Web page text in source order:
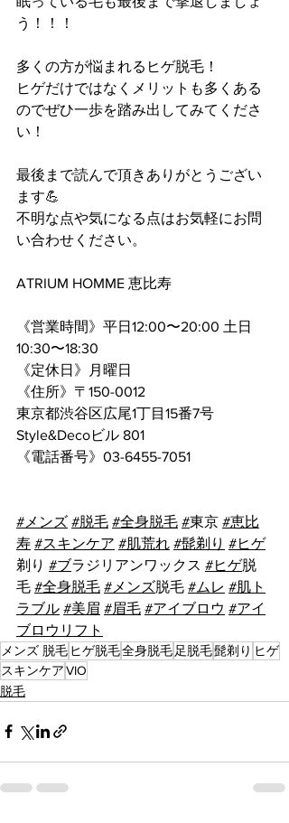
う！！！
多くの方が悩まれるヒゲ脱毛！
ヒゲだけではなくメリットも多くある
のでぜひ一歩を踏み出してみてくださ
い！
最後まで読んで頂きありがとうござい
ます💪
不明な点や気になる点はお気軽にお問
い合わせください。
ATRIUM HOMME 恵比寿
《営業時間》平日12:00〜20:00 土日
10:30〜18:30
《定休日》月曜日
《住所》〒150-0012
東京都渋谷区広尾1丁目15番7号
Style&Decoビル 801
《電話番号》 03-6455-7051
#メンス #脱毛 #全身脱毛 #東京 #恵比
寿 #スキンケア #肌荒れ #髭剃り #ヒケ
剃り #ブラジリアンワックス #ヒゲ脱
毛 #全身脱毛 #メンズ脱毛 #ムレ #肌ト
ラブル #美眉 #眉毛 #アイブロウ #アイ
ブロウリフト
メンズ 脱毛 ヒゲ脱毛全身脱毛 足脱毛髭剃り ヒゲ
スキンケアVIO
脱毛